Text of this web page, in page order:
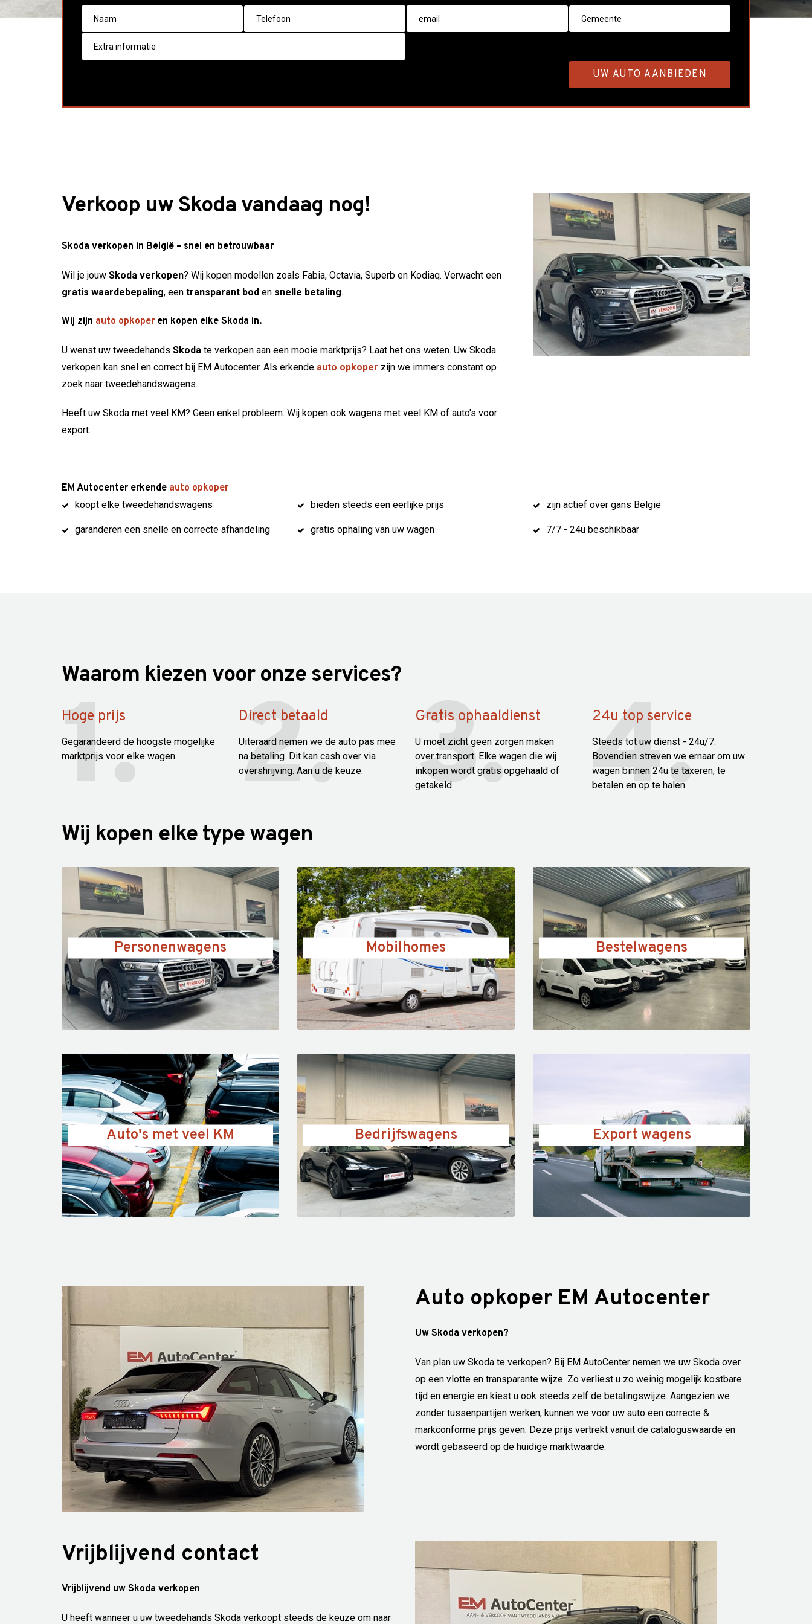
Verkoop uw Skoda vandaag nog!
Skoda verkopen in België – snel en betrouwbaar
Wil je jouw Skoda verkopen? Wij kopen modellen zoals Fabia, Octavia, Superb en Kodiaq. Verwacht een
gratis waardebepaling, een transparant bod en snelle betaling.
Wij zijn auto opkoper en kopen elke Skoda in.
U wenst uw tweedehands Skoda te verkopen aan een mooie marktprijs? Laat het ons weten. Uw Skoda
verkopen kan snel en correct bij EM Autocenter. Als erkende auto opkoper zijn we immers constant op
zoek naar tweedehandswagens.
Heeft uw Skoda met veel KM? Geen enkel probleem. Wij kopen ook wagens met veel KM of auto's voor
export.
EM Autocenter erkende auto opkoper
koopt elke tweedehandswagens
garanderen een snelle en correcte afhandeling
bieden steeds een eerlijke prijs
gratis ophaling van uw wagen
zijn actief over gans België
7/7 - 24u beschikbaar
Waarom kiezen voor onze services?
Hoge prijs
Gegarandeerd de hoogste mogelijke
marktprijs voor elke wagen.
Direct betaald
Uiteraard nemen we de auto pas mee
na betaling. Dit kan cash over via
overshrijving. Aan u de keuze.
Gratis ophaaldienst
U moet zicht geen zorgen maken
over transport. Elke wagen die wij
inkopen wordt gratis opgehaald of
getakeld.
24u top service
Steeds tot uw dienst - 24u/7.
Bovendien streven we ernaar om uw
wagen binnen 24u te taxeren, te
betalen en op te halen.
Wij kopen elke type wagen
Personenwagens Mobilhomes Bestelwagens
Auto's met veel KM Bedrijfswagens Export wagens
Auto opkoper EM Autocenter
Uw Skoda verkopen?
Van plan uw Skoda te verkopen? Bij EM AutoCenter nemen we uw Skoda over
op een vlotte en transparante wijze. Zo verliest u zo weinig mogelijk kostbare
tijd en energie en kiest u ook steeds zelf de betalingswijze. Aangezien we
zonder tussenpartijen werken, kunnen we voor uw auto een correcte &
markconforme prijs geven. Deze prijs vertrekt vanuit de cataloguswaarde en
wordt gebaseerd op de huidige marktwaarde.
Vrijblijvend contact
Vrijblijvend uw Skoda verkopen
U heeft wanneer u uw tweedehands Skoda verkoopt steeds de keuze om naar